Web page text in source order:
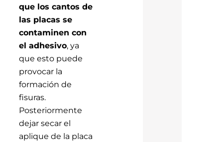
que los cantos de
las placas se
contaminen con
el adhesivo, ya
que esto puede
provocar la
formación de
fisuras.
Posteriormente
dejar secar el
aplique de la placa